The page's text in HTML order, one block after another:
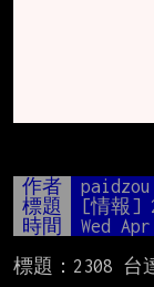
作者
標題
[情報]
時間
Wed
標題：2308 台